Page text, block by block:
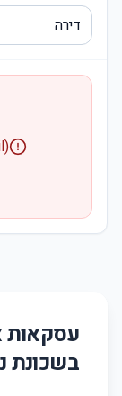
עסקאות
בשכונת